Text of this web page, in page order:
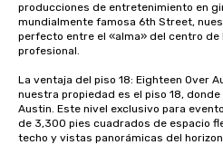
producciones de entretenimiento en
mundialmente famosa 6th Street,
perfecto entre el «alma» del centro
profesional.
La ventaja del piso 18: Eighteen Over
nuestra propiedad es el piso 18,
Austin. Este nivel exclusivo para
de 3,300 pies cuadrados de espacio
techo y vistas panorámicas del